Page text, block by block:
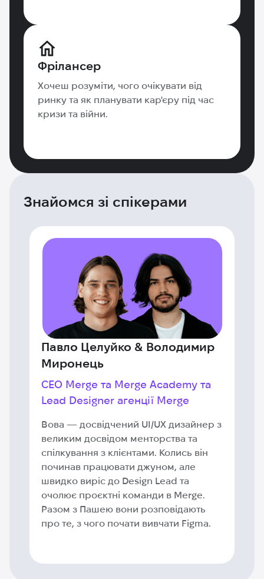
Фрілансер
Хочеш розуміти, чого очікувати від
ринку та як планувати кар'єру під час
кризи та війни.
Знайомся зі спікерами
Павло Целуйко & Володимир
Миронець
СЕО Merge та Merge Academy та
Lead Designer агенції Merge
Вова — досвідчений UI/UX дизайнер з
великим досвідом менторства та
спілкування з клієнтами. Колись він
починав працювати джуном, але
швидко виріс до Design Lead та
очолює проєктні команди в Merge.
Разом з Пашею вони розповідають
про те, з чого почати вивчати Figma.